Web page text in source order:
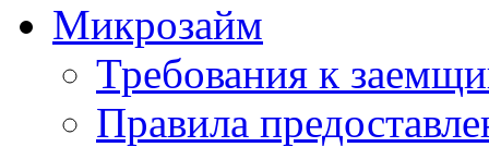
Микрозайм
Требования к
Правила